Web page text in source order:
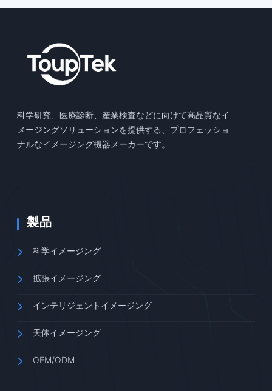
科学研究、医療診断、産業検査などに向けて高品質なイ
メージングソリューションを提供する、プロフェッショ
ナルなイメージング機器メーカーです。
製品
科学イメージング
拡張イメージング
インテリジェントイメージング
天体イメージング
OEM/ODM